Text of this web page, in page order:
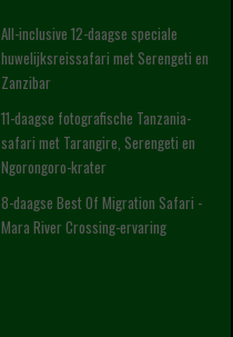
All-inclusive 12-daagse speciale
huwelijksreissafari met Serengeti en
Zanzibar
11-daagse fotografische Tanzania-
safari met Tarangire, Serengeti en
Ngorongoro-krater
8-daagse Best Of Migration Safari -
Mara River Crossing-ervaring